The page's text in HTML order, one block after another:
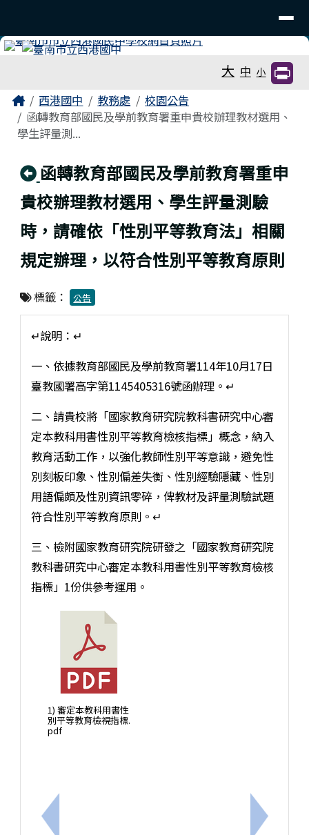
大 中 小
主內容區域
Home西港國中 教務處
校園公告
函轉教育部國民及學前教育署重申貴校辦理教材選用、
學生評量測...
回上頁
函轉教育部國民及學前教育署重申
貴校辦理教材選用、學生評量測驗
時，請確依「性別平等教育法」相關
規定辦理，以符合性別平等教育原則
標籤： 公告
上一筆：轉知國立臺灣師範大學教育學系教育專業
↵說明：↵
一、依據教育部國民及學前教育署114年10月17日
臺教國署高字第1145405316號函辦理。↵
二、請貴校將「國家教育研究院教科書研究中心審
定本教科用書性別平等教育檢核指標」概念，納入
教育活動工作，以強化教師性別平等意識，避免性
別刻板印象、性別偏差失衡、性別經驗隱藏、性別
用語偏頗及性別資訊零碎，俾教材及評量測驗試題
符合性別平等教育原則。↵
三、檢附國家教育研究院研發之「國家教育研究院
教科書研究中心審定本教科用書性別平等教育檢核
指標」1份供參考運用。
1) 審定本教科用書性
別平等教育檢視指標.
pdf
下一筆：
頁尾區域